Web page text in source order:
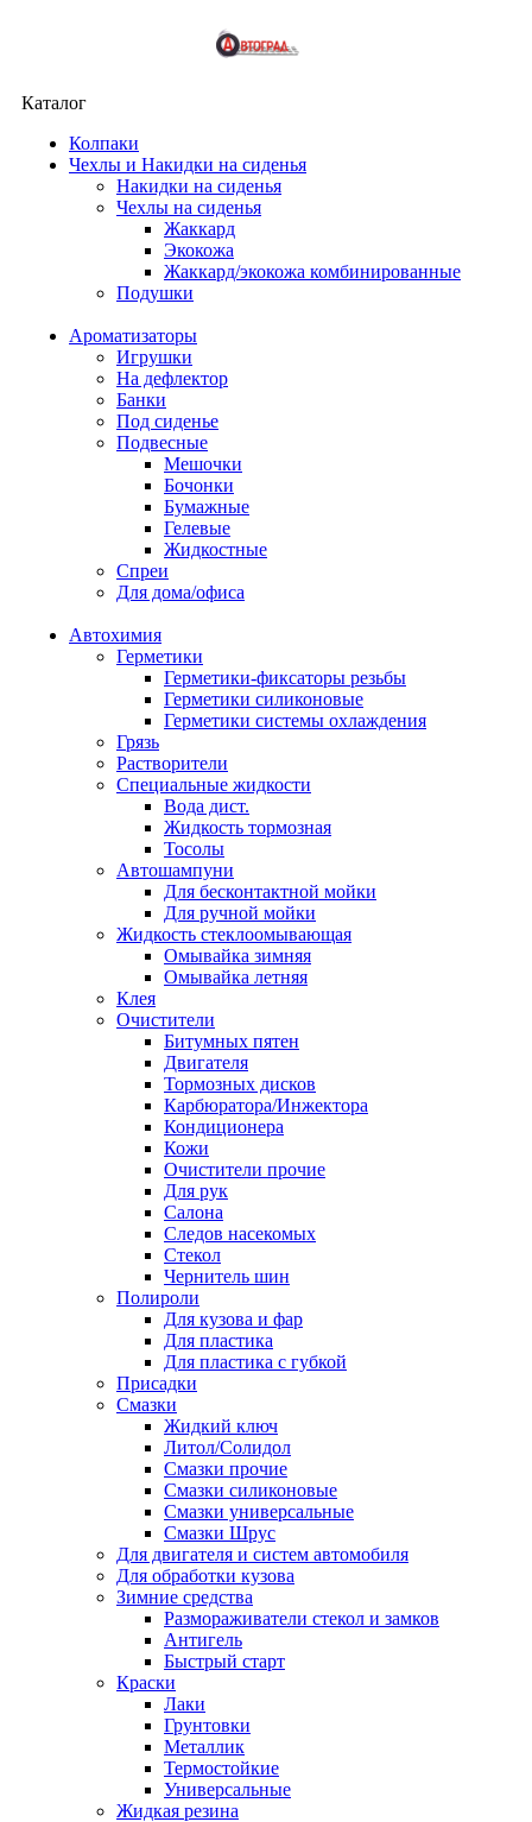
Каталог
Колпаки
Чехлы и Накидки на сиденья
Накидки на сиденья
Чехлы на сиденья
Жаккард
Экокожа
Жаккард/экокожа комбинированные
Подушки
Ароматизаторы
Игрушки
На дефлектор
Банки
Под сиденье
Подвесные
Мешочки
Бочонки
Бумажные
Гелевые
Жидкостные
Спреи
Для дома/офиса
Автохимия
Герметики
Герметики-фиксаторы резьбы
Герметики силиконовые
Герметики системы охлаждения
Грязь
Растворители
Специальные жидкости
Вода дист.
Жидкость тормозная
Тосолы
Автошампуни
Для бесконтактной мойки
Для ручной мойки
Жидкость стеклоомывающая
Омывайка зимняя
Омывайка летняя
Клея
Очистители
Битумных пятен
Двигателя
Тормозных дисков
Карбюратора/Инжектора
Кондиционера
Кожи
Очистители прочие
Для рук
Салона
Следов насекомых
Стекол
Чернитель шин
Полироли
Для кузова и фар
Для пластика
Для пластика с губкой
Присадки
Смазки
Жидкий ключ
Литол/Солидол
Смазки прочие
Смазки силиконовые
Смазки универсальные
Смазки Шрус
Для двигателя и систем автомобиля
Для обработки кузова
Зимние средства
Размораживатели стекол и замков
Антигель
Быстрый старт
Краски
Лаки
Грунтовки
Металлик
Термостойкие
Универсальные
Жидкая резина